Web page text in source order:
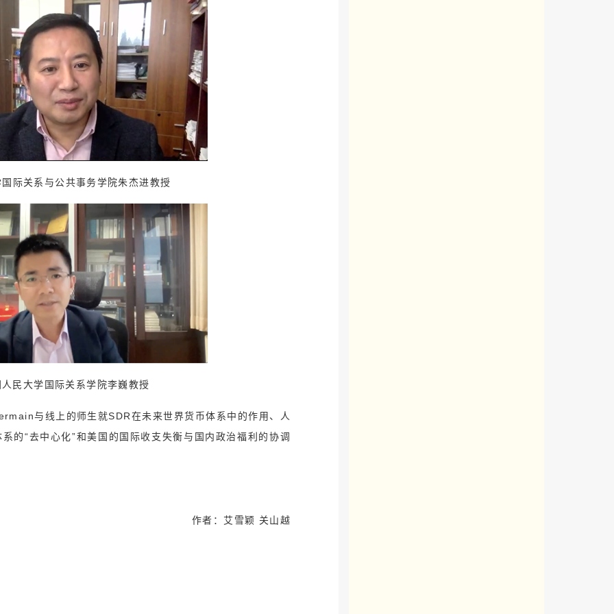
际关系与公共事务学院朱杰进教授
民大学国际关系学院李巍教授
与线上的师生就SDR在未来世界货币体系中的作用、人
的“去中心化”和美国的国际收支失衡与国内政治福利的协调
作者：艾雪颖 关山越